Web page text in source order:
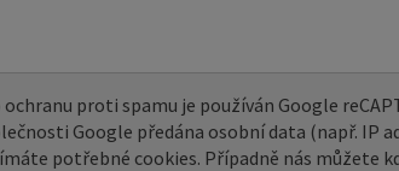
ochranu proti spamu je používán Google
Google předána osobní data (např. IP
potřebné cookies. Případně nás můžete